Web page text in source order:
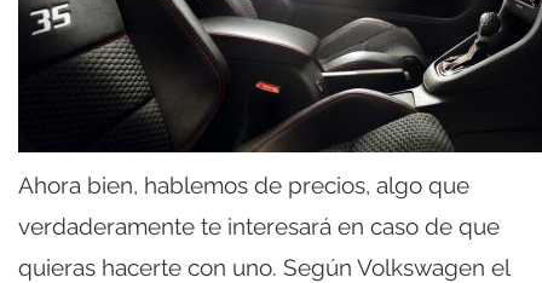
Ahora bien, hablemos de precios, algo que
verdaderamente te interesará en caso de que
quieras hacerte con uno. Según Volkswagen el